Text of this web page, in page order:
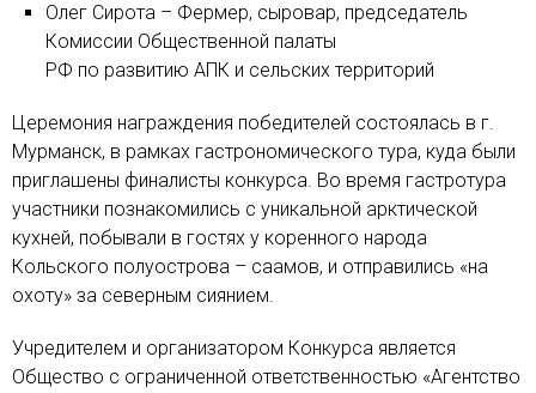
Олег Сирота – Фермер, сыровар, председатель
Комиссии Общественной палаты
РФ по развитию АПК и сельских территорий
Церемония награждения победителей состоялась в г.
Мурманск, в рамках гастрономического тура, куда были
приглашены финалисты конкурса. Во время гастротура
участники познакомились с уникальной арктической
кухней, побывали в гостях у коренного народа
Кольского полуострова – саамов, и отправились «на
охоту» за северным сиянием.
Учредителем и организатором Конкурса является
Общество с ограниченной ответственностью «Агентство